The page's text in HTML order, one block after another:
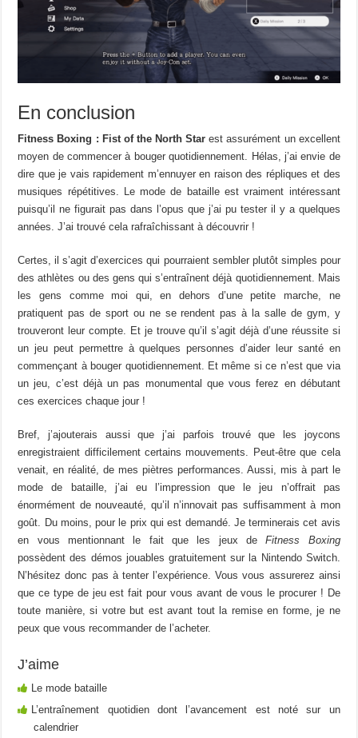
En conclusion
Fitness Boxing : Fist of the North Star est assurément un excellent
moyen de commencer à bouger quotidiennement. Hélas, j’ai envie de
dire que je vais rapidement m’ennuyer en raison des répliques et des
musiques répétitives. Le mode de bataille est vraiment intéressant
puisqu’il ne figurait pas dans l’opus que j’ai pu tester il y a quelques
années. J’ai trouvé cela rafraîchissant à découvrir !
Certes, il s’agit d’exercices qui pourraient sembler plutôt simples pour
des athlètes ou des gens qui s’entraînent déjà quotidiennement. Mais
les gens comme moi qui, en dehors d’une petite marche, ne
pratiquent pas de sport ou ne se rendent pas à la salle de gym, y
trouveront leur compte. Et je trouve qu’il s’agit déjà d’une réussite si
un jeu peut permettre à quelques personnes d’aider leur santé en
commençant à bouger quotidiennement. Et même si ce n’est que via
un jeu, c’est déjà un pas monumental que vous ferez en débutant
ces exercices chaque jour !
Bref, j’ajouterais aussi que j’ai parfois trouvé que les joycons
enregistraient difficilement certains mouvements. Peut-être que cela
venait, en réalité, de mes piètres performances. Aussi, mis à part le
mode de bataille, j’ai eu l’impression que le jeu n’offrait pas
énormément de nouveauté, qu’il n’innovait pas suffisamment à mon
goût. Du moins, pour le prix qui est demandé. Je terminerais cet avis
en vous mentionnant le fait que les jeux de Fitness Boxing
possèdent des démos jouables gratuitement sur la Nintendo Switch.
N’hésitez donc pas à tenter l’expérience. Vous vous assurerez ainsi
que ce type de jeu est fait pour vous avant de vous le procurer ! De
toute manière, si votre but est avant tout la remise en forme, je ne
peux que vous recommander de l’acheter.
J’aime
Le mode bataille
L’entraînement quotidien dont l’avancement est noté sur un
calendrier